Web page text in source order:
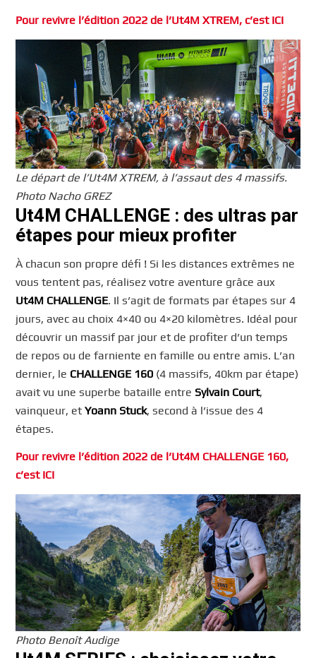
Pour revivre l’édition 2022 de l’Ut4M XTREM, c’est ICI
Le départ de l’Ut4M XTREM, à l’assaut des 4 massifs.
Photo Nacho GREZ
Ut4M CHALLENGE : des ultras par
étapes pour mieux profiter
À chacun son propre défi ! Si les distances extrêmes ne
vous tentent pas, réalisez votre aventure grâce aux
Ut4M CHALLENGE. Il s’agit de formats par étapes sur 4
jours, avec au choix 4×40 ou 4×20 kilomètres. Idéal pour
découvrir un massif par jour et de profiter d’un temps
de repos ou de farniente en famille ou entre amis. L’an
dernier, le CHALLENGE 160 (4 massifs, 40km par étape)
avait vu une superbe bataille entre Sylvain Court,
vainqueur, etYoann Stuck, second à l’issue des 4
étapes.
Pour revivre l’édition 2022 de l’Ut4M CHALLENGE 160,
c’est ICI
Photo Benoît Audige